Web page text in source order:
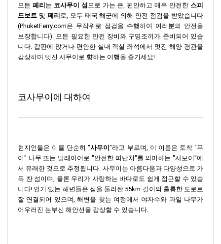
모든 페리 는 코사무이 섬 으로 가는 큰, 편안하고 매우 안전한 스피
드보트 및 페리 로, 모두 태국 해군에 의해 안전 점검을 받았습니다
(PhuketFerry.com은 무작위로 점검을 수행하여 여러분의 안전을
보장합니다). 모든 필요한 안전 장비와 구명조끼가 준비되어 있습
니다. 갑판에 앉거나 편안한 실내 객실 좌석에서 멋진 해양 경관을
감상하며 멋진 사무이로 향하는 여행을 즐기세요!
코사무이에 대하여
현지인들은 이를 단순히 "사무이"라고 부르며, 이 이름은 토착 "무
이" 나무 또는 말레이어로 "안전한 피난처"를 의미하는 "사보이"에
서 유래한 것으로 추정됩니다. 사무이는 아름다움과 다양성으로 가
득 찬 섬이며, 물론 우리가 사랑하는 바다로도 쉽게 접근할 수 있습
니다! 인기 있는 해변들은 섬을 둘러싼 55km 길이의 훌륭한 도로로
잘 연결되어 있으며, 해변을 찾는 여정에서 야자수와 과일 나무가
어우러진 눈부신 해안선을 감상할 수 있습니다.